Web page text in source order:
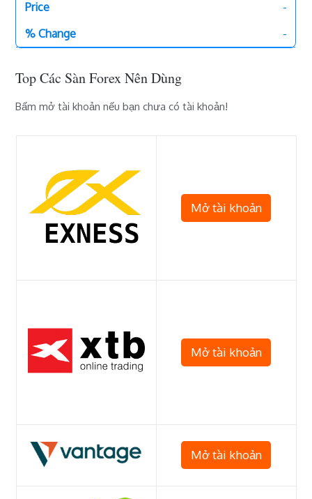
-
-
Top Các Sàn Forex Nên Dùng
Bấm mở tài khoản nếu bạn chưa có tài khoản!
Mở tài khoản
Mở tài khoản
Mở tài khoản